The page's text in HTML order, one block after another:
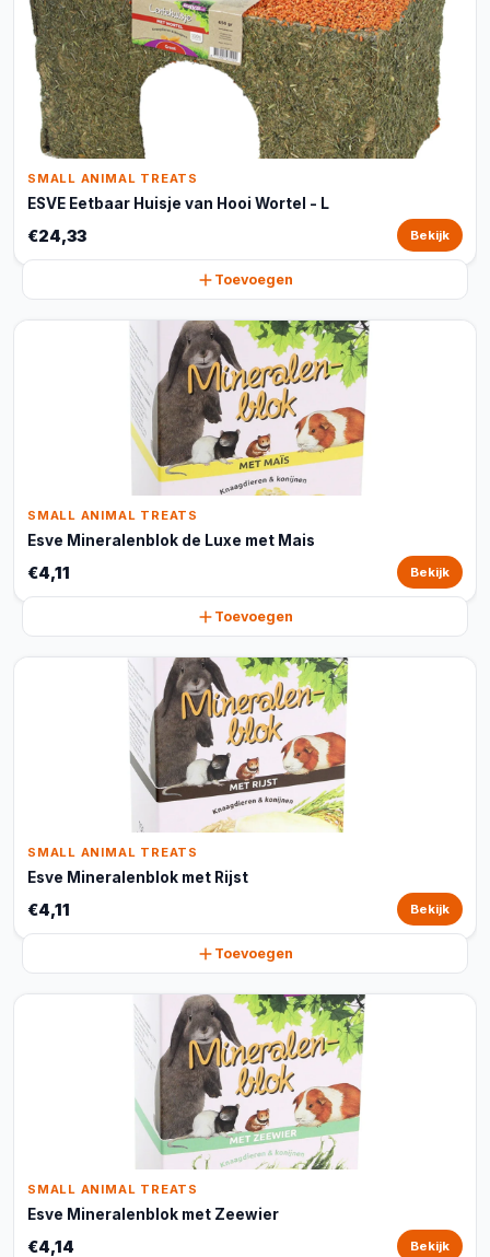
SMALL ANIMAL TREATS
ESVE Eetbaar Huisje van Hooi Wortel - L
€24,33 Bekijk
Toevoegen
SMALL ANIMAL TREATS
Esve Mineralenblok de Luxe met Mais
€4,11 Bekijk
Toevoegen
SMALL ANIMAL TREATS
Esve Mineralenblok met Rijst
€4,11 Bekijk
Toevoegen
SMALL ANIMAL TREATS
Esve Mineralenblok met Zeewier
€4,14 Bekijk